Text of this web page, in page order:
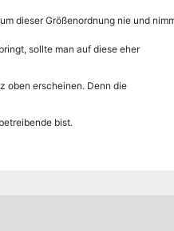
dieser Größenordnung nie und
sollte man auf diese eher
oben erscheinen. Denn die
bist.